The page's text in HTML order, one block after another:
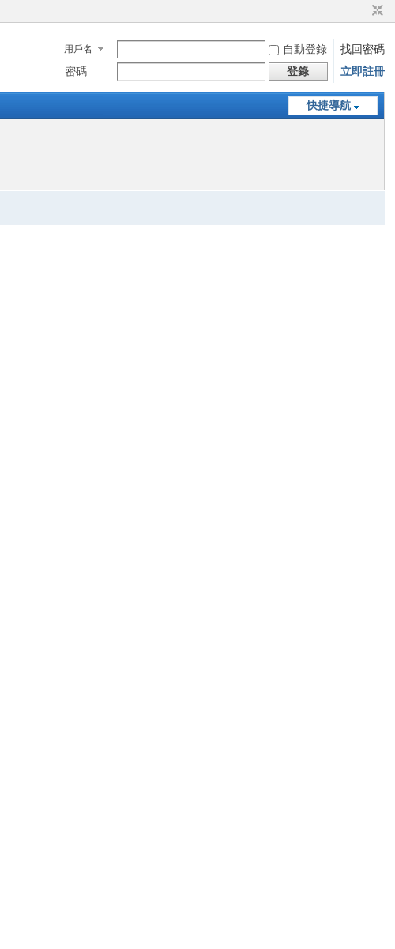
用戶名 自動登錄
找回密碼
密碼
登錄 立即註冊
快捷導航